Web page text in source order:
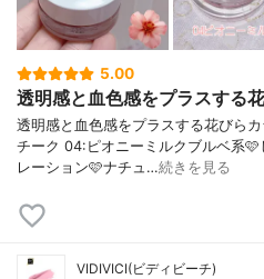
5.00
透明感と血色感をプラスする
透明感と血色感をプラスする花びら
チーク 04:ピオニーミルクブルベ系
レーション🩷ナチュ…続きを見る
VIDIVICI(ビディビーチ)